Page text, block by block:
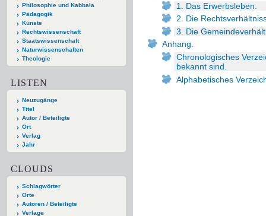
Philosophie und Kabbala
Pädagogik
Künste
Rechtswissenschaft
Staatswissenschaft
Naturwissenschaften
Theologie
LISTEN
Neuzugänge
Titel
Autor / Beteiligte
Ort
Verlag
Jahr
CLOUDS
Schlagwörter
Orte
Autoren / Beteiligte
Verlage
1. Das Erwerbsleben.
2. Die
3. Die
Anhang.
Chronologisches
bekannt sind.
Alphabetisches